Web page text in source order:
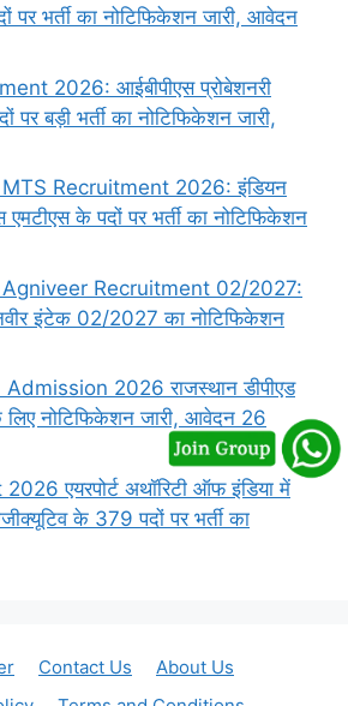
भर्ती का नोटिफिकेशन जारी, आवेदन
2026: आईबीपीएस प्रोबेशनरी
बड़ी भर्ती का नोटिफिकेशन जारी,
Recruitment 2026: इंडियन
एमटीएस के पदों पर भर्ती का नोटिफिकेशन
Recruitment 02/2027:
इंटेक 02/2027 का नोटिफिकेशन
2026 राजस्थान डीपीएड
नोटिफिकेशन जारी, आवेदन 26
एयरपोर्ट अथॉरिटी ऑफ इंडिया में
के 379 पदों पर भर्ती का
Contact Us
About Us